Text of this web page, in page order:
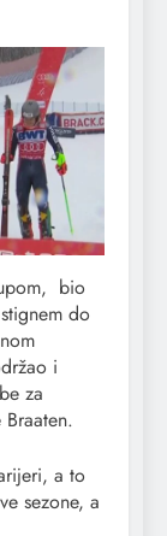
bio
do
i
za
a to
sezone, a